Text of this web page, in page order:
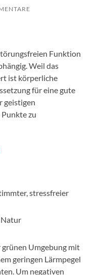
Funktion
Weil das
ist körperliche
für eine gute
geistigen
zu
stressfreier
Umgebung mit
geringen Lärmpegel
Um negativen